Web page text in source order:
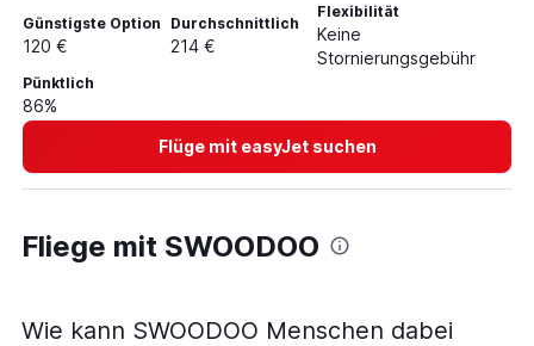
Flüge nach Athen
Flüge nach Hamburg
Flüge nach Hurghada
Flüge nach Denpasar
Flüge nach Stuttgart
Flüge nach New York
Flüge nach Izmir
Günstigste Option
120 €
Durchschnittlich
214 €
Flexibilität
Keine
Stornierungsgebühr
Pünktlich
86%
Flüge mit easyJet suchen
Fliege mit SWOODOO
Wie kann SWOODOO Menschen dabei